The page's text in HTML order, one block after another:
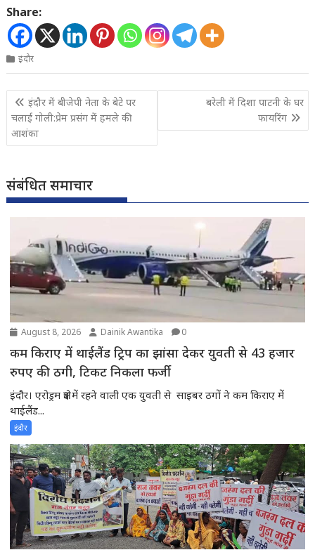
Share:
इंदौर
Post
navigation
इंदौर में बीजेपी नेता के बेटे पर
चलाई गोली:प्रेम प्रसंग में हमले की
आशंका
बरेली में दिशा पाटनी के घर
फायरिंग
संबंधित समाचार
August 8, 2026 Dainik Awantika 0
कम किराए में थाईलैंड ट्रिप का झांसा देकर युवती से 43 हजार
रुपए की ठगी, टिकट निकला फर्जी
इंदौर। एरोड्रम क्षेत्र में रहने वाली एक युवती से साइबर ठगों ने कम किराए में
थाईलैंड...
इंदौर